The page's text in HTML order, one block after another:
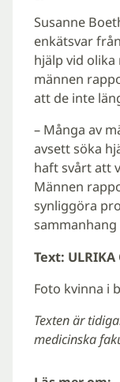
Susanne
enkätsvar
hjälp vid olika
männen
att de inte
– Många av
avsett söka
haft svårt att
Männen
synliggöra
Text: ULRIKA
Foto kvinna i
Texten är
medicinska